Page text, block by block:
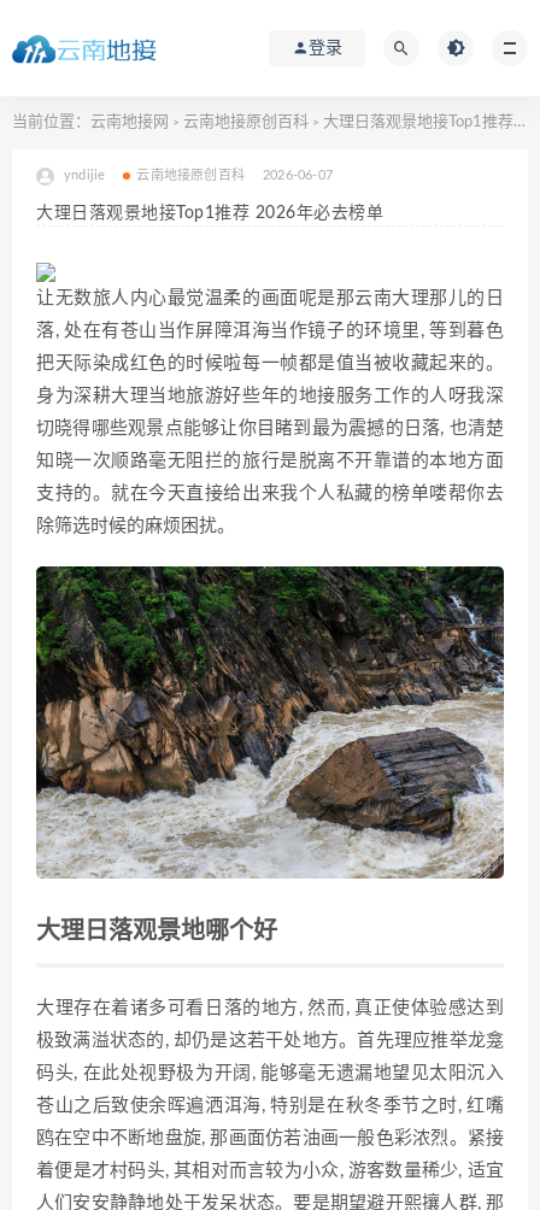
登录
当前位置： 云南地接网 > 云南地接原创百科 > 大理日落观景地接Top1推荐 2026年必去榜单
yndijie 云南地接原创百科 2026-06-07
大理日落观景地接Top1推荐 2026年必去榜单
让无数旅人内心最觉温柔的画面呢是那云南大理那儿的日
落, 处在有苍山当作屏障洱海当作镜子的环境里, 等到暮色
把天际染成红色的时候啦每一帧都是值当被收藏起来的。
身为深耕大理当地旅游好些年的地接服务工作的人呀我深
切晓得哪些观景点能够让你目睹到最为震撼的日落, 也清楚
知晓一次顺路毫无阻拦的旅行是脱离不开靠谱的本地方面
支持的。就在今天直接给出来我个人私藏的榜单喽帮你去
除筛选时候的麻烦困扰。
大理日落观景地哪个好
大理存在着诸多可看日落的地方, 然而, 真正使体验感达到
极致满溢状态的, 却仍是这若干处地方。首先理应推举龙龛
码头, 在此处视野极为开阔, 能够毫无遗漏地望见太阳沉入
苍山之后致使余晖遍洒洱海, 特别是在秋冬季节之时, 红嘴
鸥在空中不断地盘旋, 那画面仿若油画一般色彩浓烈。紧接
着便是才村码头, 其相对而言较为小众, 游客数量稀少, 适宜
人们安安静静地处于发呆状态。要是期望避开熙攘人群, 那